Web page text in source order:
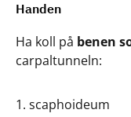
Handen
Ha koll på benen
carpaltunneln:
scaphoideum